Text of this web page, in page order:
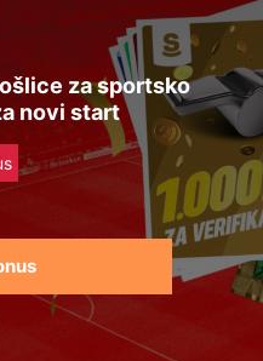
za sportsko
novi start